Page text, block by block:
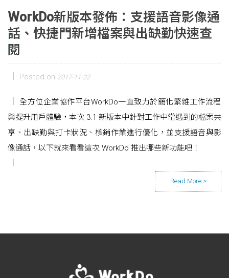
WorkDo新版本發佈：支援語音影像通
話、快捷門新增檔案與出缺勤快速查
閱
Posted on 2017-11-22
全方位企業協作平台WorkDo一直致力於簡化繁雜工作流程
與提升用戶體驗，本次 3.1 新版本中針對工作中常遇到的檔案共
享、出缺勤與打卡狀況、核銷作業進行優化，並支援語音與影
像通話，以下就來看看這次 WorkDo 推出哪些新功能吧！
Posts navigation